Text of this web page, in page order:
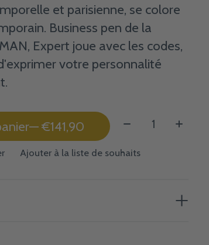
et parisienne, se colore
Business pen de la
Expert joue avec les codes,
votre personnalité
— €141,90 Quantité:
Ajouter à la liste de souhaits